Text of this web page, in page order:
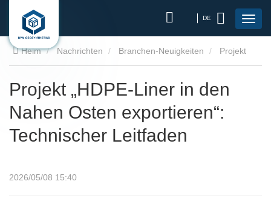
DE
Heim Nachrichten Branchen-Neuigkeiten
Leitfaden
Projekt „HDPE-Liner in den
Nahen Osten exportieren“:
Technischer Leitfaden
2026/05/08 15:40